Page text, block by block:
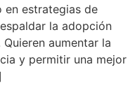
en estrategias de
la adopción
aumentar la
y permitir una mejor